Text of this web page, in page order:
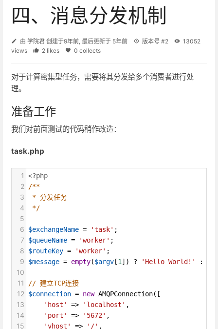
四、消息分发机制
由 学院君 创建于9年前, 最后更新于 5年前 版本号 #2
13052
views
2 likes 0 collects
对于计算密集型任务，需要将其分发给多个消费者进行处
理。
准备工作
我们对前面测试的代码稍作改造：
task.php
1 <?php
2 /**
3 * 分发任务
4 */
5
6
$exchangeName = 'task' ;
7 $queueName = 'worker' ;
8 $routeKey = 'worker' ;
9 $message = empty($argv [1 ]) ? 'Hello World!' :
10
11
// 建立TCP连接
12 $connection = new AMQPConnection([
13 'host' => 'localhost' ,
14 'port' => '5672' ,
15 'vhost' => '/' ,